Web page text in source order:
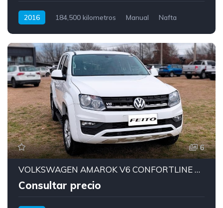
2016 184,500 kilometros Manual Nafta
6
VOLKSWAGEN AMAROK V6 CONFORTLINE MODELO 2022
Consultar precio